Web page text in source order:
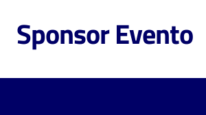
Cosa
puoi
Sponsor Evento